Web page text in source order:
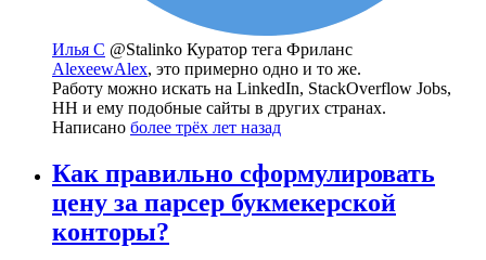
Илья С @Stalinko Куратор тега Фриланс
AlexeewAlex, это примерно одно и то же.
Работу можно искать на LinkedIn, StackOverflow Jobs,
HH и ему подобные сайты в других странах.
Написано более трёх лет назад
Как правильно сформулировать
цену за парсер букмекерской
конторы?